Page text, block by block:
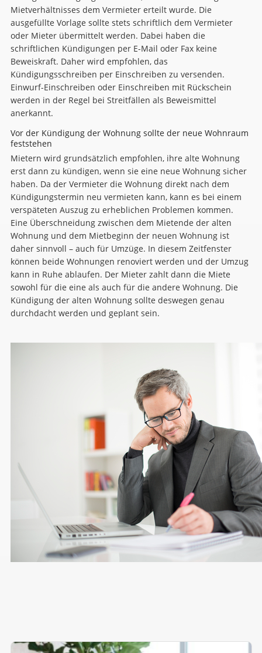
Mietverhältnisses dem Vermieter erteilt wurde. Die
ausgefüllte Vorlage sollte stets schriftlich dem Vermieter
oder Mieter übermittelt werden. Dabei haben die
schriftlichen Kündigungen per E-Mail oder Fax keine
Beweiskraft. Daher wird empfohlen, das
Kündigungsschreiben per Einschreiben zu versenden.
Einwurf-Einschreiben oder Einschreiben mit Rückschein
werden in der Regel bei Streitfällen als Beweismittel
anerkannt.
Vor der Kündigung der Wohnung sollte der neue Wohnraum
feststehen
Mietern wird grundsätzlich empfohlen, ihre alte Wohnung
erst dann zu kündigen, wenn sie eine neue Wohnung sicher
haben. Da der Vermieter die Wohnung direkt nach dem
Kündigungstermin neu vermieten kann, kann es bei einem
verspäteten Auszug zu erheblichen Problemen kommen.
Eine Überschneidung zwischen dem Mietende der alten
Wohnung und dem Mietbeginn der neuen Wohnung ist
daher sinnvoll – auch für Umzüge. In diesem Zeitfenster
können beide Wohnungen renoviert werden und der Umzug
kann in Ruhe ablaufen. Der Mieter zahlt dann die Miete
sowohl für die eine als auch für die andere Wohnung. Die
Kündigung der alten Wohnung sollte deswegen genau
durchdacht werden und geplant sein.